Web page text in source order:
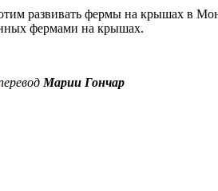
развивать фермы на крышах в
фермами на крышах.
перевод Марии Гончар